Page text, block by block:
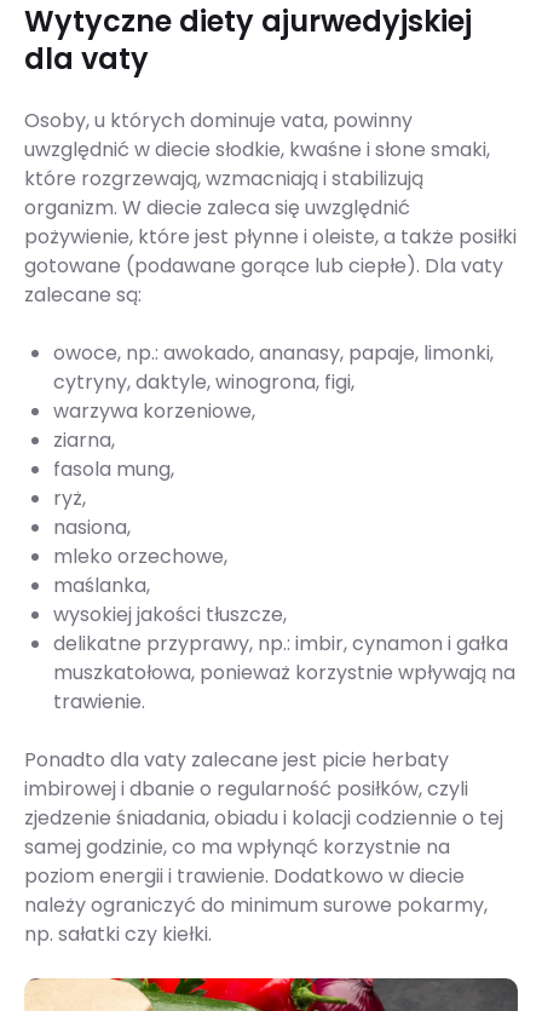
Wytyczne diety ajurwedyjskiej
dla vaty
Osoby, u których dominuje vata, powinny
uwzględnić w diecie słodkie, kwaśne i słone smaki,
które rozgrzewają, wzmacniają i stabilizują
organizm. W diecie zaleca się uwzględnić
pożywienie, które jest płynne i oleiste, a także posiłki
gotowane (podawane gorące lub ciepłe). Dla vaty
zalecane są:
owoce, np.: awokado, ananasy, papaje, limonki,
cytryny, daktyle, winogrona, figi,
warzywa korzeniowe,
ziarna,
fasola mung,
ryż,
nasiona,
mleko orzecho­we,
maślanka,
wysokiej jakości tłuszcze,
delikatne przyprawy, np.: imbir, cynamon i gałka
muszkatołowa, ponieważ korzystnie wpływają na
trawienie.
Ponadto dla vaty zalecane jest picie herbaty
imbirowej i dbanie o regular­ność posiłków, czyli
zjedzenie śniadania, obiadu i kolacji codziennie o tej
samej godzinie, co ma wpłynąć korzystnie na
poziom energii i trawienie. Dodatkowo w diecie
należy ograniczyć do minimum surowe pokarmy,
np. sałatki czy kiełki.